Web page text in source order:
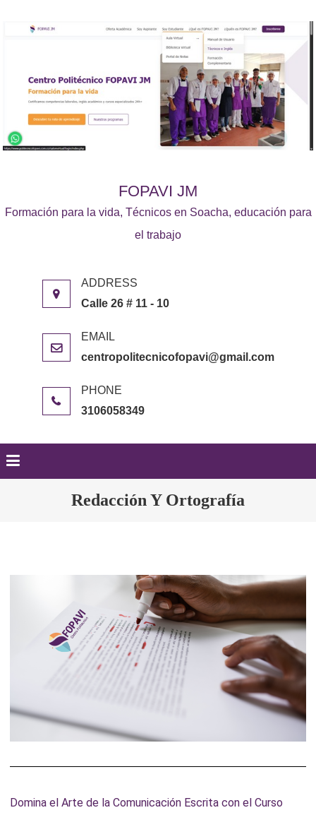
FOPAVI JM
Formación para la vida, Técnicos en Soacha, educación para
el trabajo
Calle 26 # 11 - 10
centropolitecnicofopavi@gmail.com
3106058349
Redacción Y Ortografía
Domina el Arte de la Comunicación Escrita con el Curso